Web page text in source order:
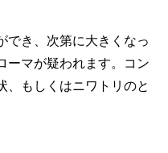
でき、次第に大きくなっ
ーマが疑われます。コン
、もしくはニワトリのと